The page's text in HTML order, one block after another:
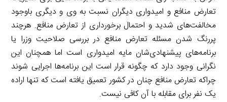
تعارض منافع و امیدواری دیگران نسبت به وی و دیگری باوجود
مخالفت‌های شدید و احتمال برخورداری از تعارض منافع. هرچند
پررنگ شدن مسئله تعارض منافع در بررسی صلاحیت وزرا یا
برنامه‌های پیشنهادی‌شان مایه امیدواری است اما همچنان این
نگرانی وجود دارد که چگونه قرار است این برنامه‌ها اجرایی شوند
چراکه تعارض منافع چنان در کشور تعمیق یافته است که تنها اراده
یک نفر برای مقابله با آن کافی نیست.